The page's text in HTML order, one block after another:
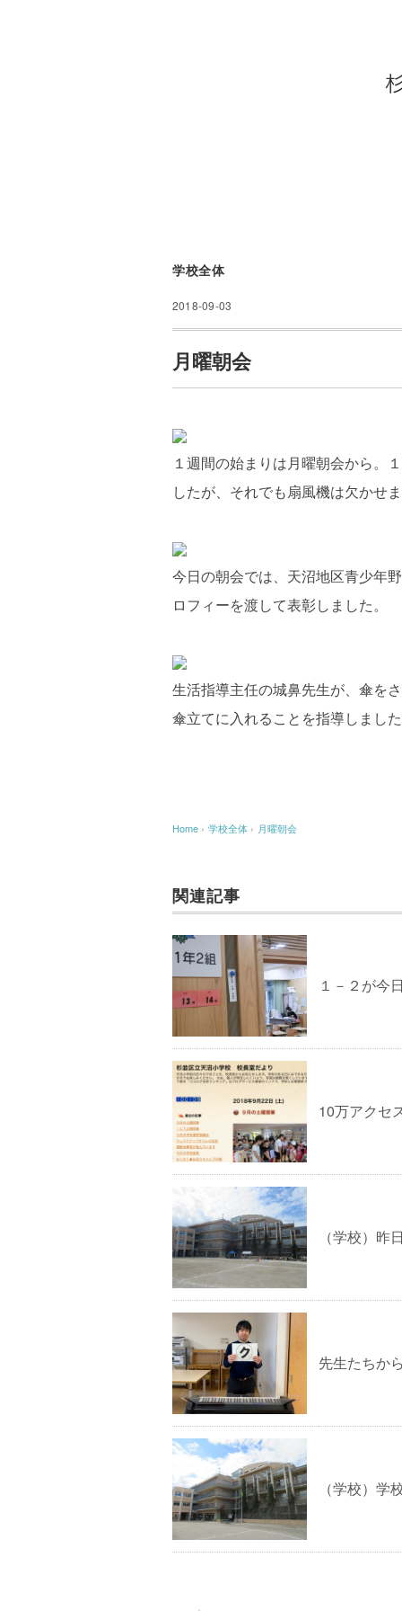
学校全体
2018-09-03
月曜朝会
１週間の始まりは月曜朝会から。
したが、それでも扇風機は欠かせま
今日の朝会では、天沼地区青少年
ロフィーを渡して表彰しました。
生活指導主任の城鼻先生が、傘を
傘立てに入れることを指導しました
Home › 学校全体 › 月曜朝会
関連記事
１－２が今
10万アクセ
（学校）昨
先生たちか
（学校）学